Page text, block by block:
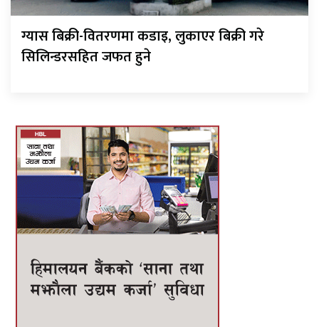
ग्यास बिक्री-वितरणमा कडाइ, लुकाएर बिक्री गरे
सिलिन्डरसहित जफत हुने